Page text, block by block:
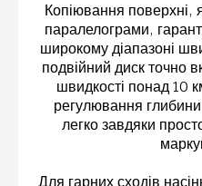
Копіювання поверхні,
паралелограми,
широкому діапазоні
подвійний диск точно
швидкості понад 10
регулювання
легко завдяки